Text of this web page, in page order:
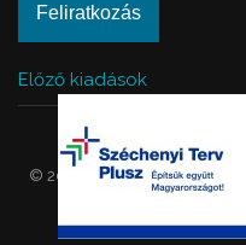
Előző kiadások
© 2026 Sarud. Minden jog